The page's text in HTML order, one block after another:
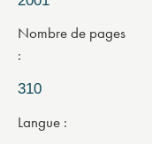
Nombre de pages
310
Langue